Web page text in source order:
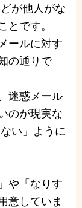
が他人がな
とです。
ールに対す
の通りで
迷惑メール
のが現実な
い」ように
や「なりす
意していま